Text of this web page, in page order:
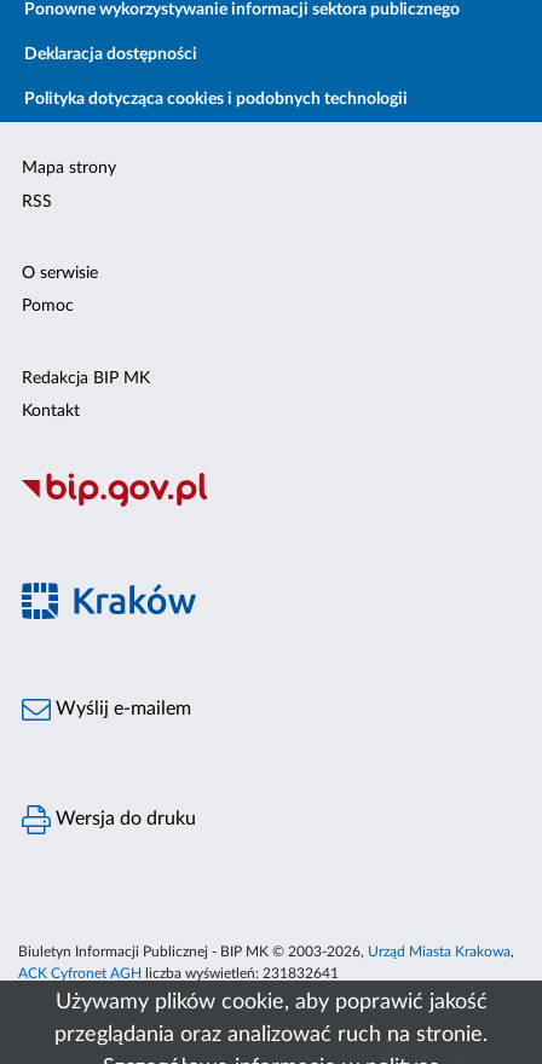
Używamy plików cookie, aby poprawić jakość
przeglądania oraz analizować ruch na stronie.
Ponowne wykorzystywanie informacji sektora publicznego
Deklaracja dostępności
Polityka dotycząca cookies i podobnych technologii
Mapa strony
RSS
O serwisie
Pomoc
Redakcja BIP MK
Kontakt
Wyślij e-mailem
Wersja do druku
Biuletyn Informacji Publicznej - BIP MK © 2003-2026, Urząd Miasta Krakowa,
ACK Cyfronet AGH
liczba wyświetleń: 231832641